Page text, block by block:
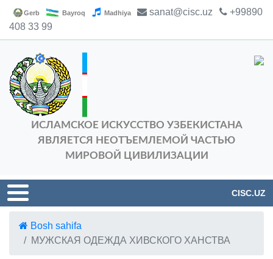
Gerb Bayroq Madhiya sanat@cisc.uz
+99890
408 33 99
ИСЛАМСКОЕ ИСКУССТВО УЗБЕКИСТАНА
ЯВЛЯЕТСЯ НЕОТЪЕМЛЕМОЙ ЧАСТЬЮ
МИРОВОЙ ЦИВИЛИЗАЦИИ
CISC.UZ
Bosh sahifa
МУЖСКАЯ ОДЕЖДА ХИВСКОГО ХАНСТВА